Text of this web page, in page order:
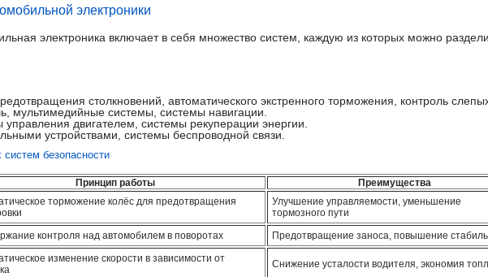
электроники
электроника включает в себя множество систем, каждую из которых можно
столкновений, автоматического экстренного торможения, контроль
мультимедийные системы, системы навигации.
управления двигателем, системы рекуперации энергии.
устройствами, системы беспроводной связи.
безопасности
Принцип работы Преимущества
торможение колёс для предотвращения
Улучшение управляемости, уменьшение
тормозного пути
контроля над автомобилем в поворотах
Предотвращение заноса, повышение
изменение скорости в зависимости от
Снижение усталости водителя, экономия